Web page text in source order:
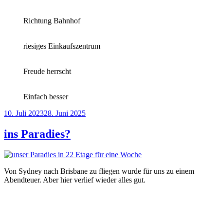
Richtung Bahnhof
riesiges Einkaufszentrum
Freude herrscht
Einfach besser
Veröffentlicht
10. Juli 202328. Juni 2025
ins Paradies?
Von Sydney nach Brisbane zu fliegen wurde für uns zu einem
Abendteuer. Aber hier verlief wieder alles gut.